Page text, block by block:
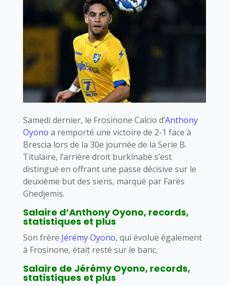
Samedi dernier, le Frosinone Calcio d’Anthony
Oyono a remporté une victoire de 2-1 face à
Brescia lors de la 30e journée de la Serie B.
Titulaire, l’arrière droit burkinabè s’est
distingué en offrant une passe décisive sur le
deuxième but des siens, marqué par Farès
Ghedjemis.
Salaire d’Anthony Oyono, records,
statistiques et plus
Son frère Jérémy Oyono, qui évolue également
à Frosinone, était resté sur le banc.
Salaire de Jérémy Oyono, records,
statistiques et plus